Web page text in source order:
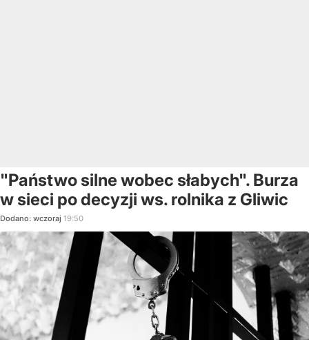
"Państwo silne wobec słabych". Burza
w sieci po decyzji ws. rolnika z Gliwic
Dodano: wczoraj 19:50